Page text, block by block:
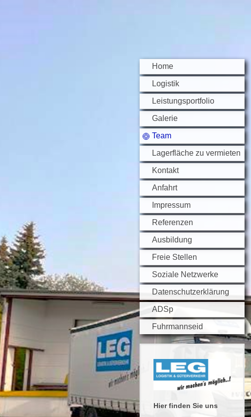
Home
Logistik
Leistungsportfolio
Galerie
Team
Lagerfläche zu vermieten
Kontakt
Anfahrt
Impressum
Referenzen
Ausbildung
Freie Stellen
Soziale Netzwerke
Datenschutzerklärung
ADSp
Fuhrmannseid
Hier finden Sie uns